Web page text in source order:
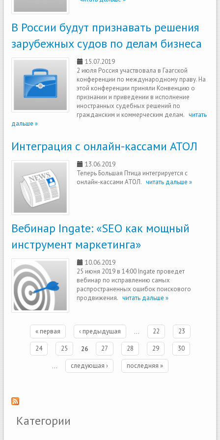
В России будут признавать решения
зарубежных судов по делам бизнеса
15.07.2019
2 июля Россия участвовала в Гаагской
конференции по международному праву. На
этой конференции приняли Конвенцию о
признании и приведении в исполнение
иностранных судебных решений по
гражданским и коммерческим делам. читать
дальше »
Интеграция с онлайн-кассами АТОЛ
13.06.2019
Теперь Большая Птица интегрируется с
онлайн-кассами АТОЛ. читать дальше »
Вебинар Ingate: «SEО как мощный
инструмент маркетинга»
10.06.2019
25 июня 2019 в 14:00 Ingate проведет
вебинар по исправлению самых
распространенных ошибок поискового
продвижения. читать дальше »
Страницы
« первая ‹ предыдущая … 22 23
24 25 26 27 28 29 30
… следующая › последняя »
Категории